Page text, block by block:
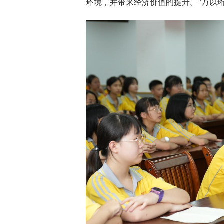
环境，并带来经济价值的提升。”万以